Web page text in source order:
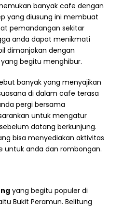
banyak cafe dengan
yang diusung ini membuat
pemandangan sekitar
anda dapat menikmati
dimanjakan dengan
begitu menghibur.
banyak yang menyajikan
di dalam cafe terasa
pergi bersama
untuk mengatur
datang berkunjung.
bisa menyediakan aktivitas
untuk anda dan rombongan.
yang begitu populer di
Bukit Peramun. Belitung